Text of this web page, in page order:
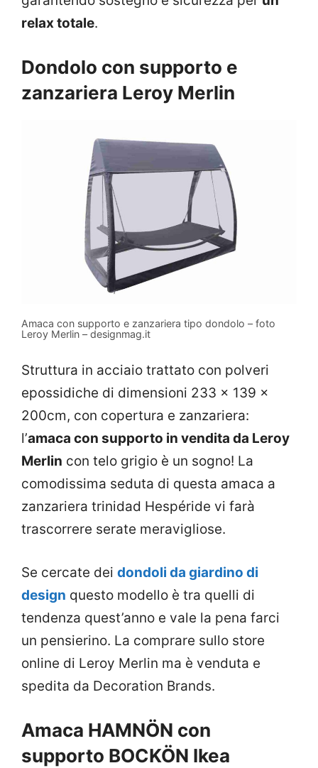
relax totale.
Dondolo con supporto e
zanzariera Leroy Merlin
Amaca con supporto e zanzariera tipo dondolo – foto
Leroy Merlin – designmag.it
Struttura in acciaio trattato con polveri
epossidiche di dimensioni 233 x 139 x
200cm, con copertura e zanzariera:
l’amaca con supporto in vendita da Leroy
Merlin con telo grigio è un sogno! La
comodissima seduta di questa amaca a
zanzariera trinidad Hespéride vi farà
trascorrere serate meravigliose.
Se cercate dei dondoli da giardino di
design questo modello è tra quelli di
tendenza quest’anno e vale la pena farci
un pensierino. La comprare sullo store
online di Leroy Merlin ma è venduta e
spedita da Decoration Brands.
Amaca HAMNÖN con
supporto BOCKÖN Ikea